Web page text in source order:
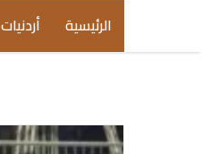
الرئيسية أردنيات